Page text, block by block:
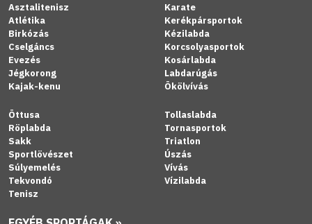
Asztalitenisz
Atlétika
Birkózás
Cselgáncs
Evezés
Jégkorong
Kajak-kenu
Karate
Kerékpársportok
Kézilabda
Korcsolyasportok
Kosárlabda
Labdarúgás
Ökölvívás
Öttusa
Röplabda
Sakk
Sportlövészet
Súlyemelés
Tekvondó
Tenisz
Tollaslabda
Tornasportok
Triatlon
Úszás
Vívás
Vízilabda